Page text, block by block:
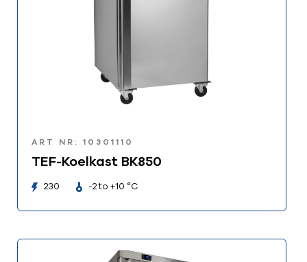
ART NR: 10301110
TEF-Koelkast BK850
230 -2 to +10 °C